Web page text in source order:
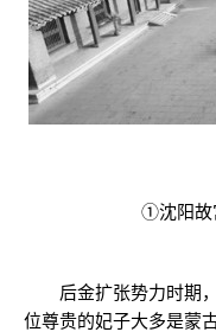
①沈阳故
后金扩张势力时期，
位尊贵的妃子大多是蒙